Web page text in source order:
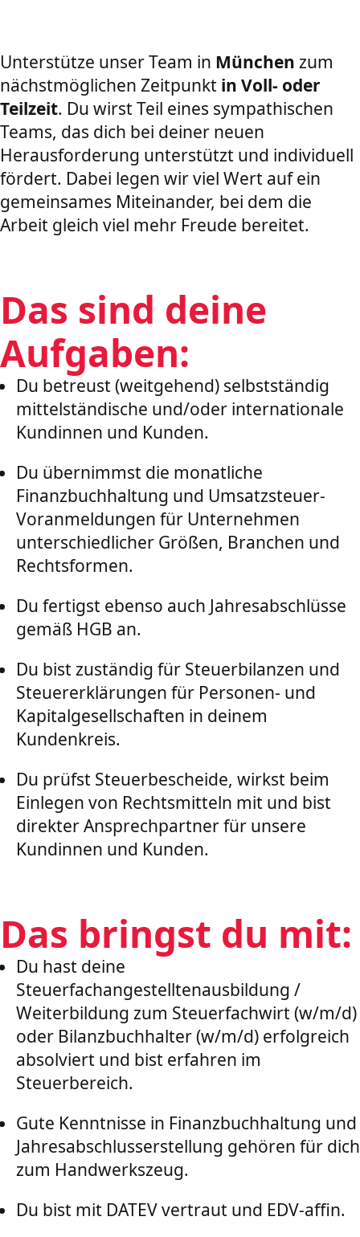
Unterstütze unser Team in München zum
nächstmöglichen Zeitpunkt in Voll- oder
Teilzeit. Du wirst Teil eines sympathischen
Teams, das dich bei deiner neuen
Herausforderung unterstützt und individuell
fördert. Dabei legen wir viel Wert auf ein
gemeinsames Miteinander, bei dem die
Arbeit gleich viel mehr Freude bereitet.
Das sind deine
Aufgaben:
Du betreust (weitgehend) selbstständig
mittelständische und/oder internationale
Kundinnen und Kunden.
Du übernimmst die monatliche
Finanzbuchhaltung und Umsatzsteuer-
Voranmeldungen für Unternehmen
unterschiedlicher Größen, Branchen und
Rechtsformen.
Du fertigst ebenso auch Jahresabschlüsse
gemäß HGB an.
Du bist zuständig für Steuerbilanzen und
Steuererklärungen für Personen- und
Kapitalgesellschaften in deinem
Kundenkreis.
Du prüfst Steuerbescheide, wirkst beim
Einlegen von Rechtsmitteln mit und bist
direkter Ansprechpartner für unsere
Kundinnen und Kunden.
Das bringst du mit:
Du hast deine
Steuerfachangestelltenausbil­dung /
Weiterbildung zum Steuerfachwirt (w/m/d)
oder Bilanzbuchhalter (w/m/d) erfolgreich
absolviert und bist erfahren im
Steuerbereich.
Gute Kenntnisse in Finanzbuchhaltung und
Jahres­abschlusserstellung gehören für dich
zum Handwerks­zeug.
Du bist mit DATEV vertraut und EDV-affin.